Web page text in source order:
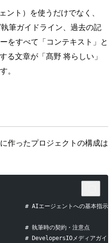
ト）を使うだけでなく、
筆ガイドライン、過去の記
をすべて「コンテキスト」と
る文章が「髙野 将らしい」
。
作ったプロジェクトの構成は
# AIエージェントへの基本指示
# 執筆時の契約・注意点
# DevelopersIOメディアガイ